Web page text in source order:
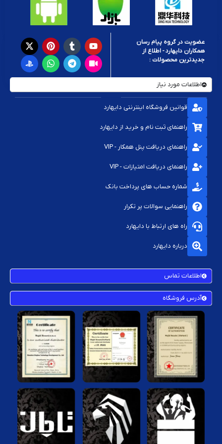
عضویت در گروه پیام رسان
همکاران دایهارد - اطلاع از
جدیدترین محصولات :
اطلاعات مورد نیاز
قوانین فروشگاه اینترنتی دایهارد
راهنمای ثبت نام و خرید از دایهارد
راهنمای دریافت پنل همکار - VIP
راهنمای دریافت امتیازات - VIP
شماره حساب های پرداخت بانک
راهنمایی سوالات پر تکرار
راه های ارتباط با دایهارد
درباره دایهارد
اطلاعات تماس
آدرس فروشگاه